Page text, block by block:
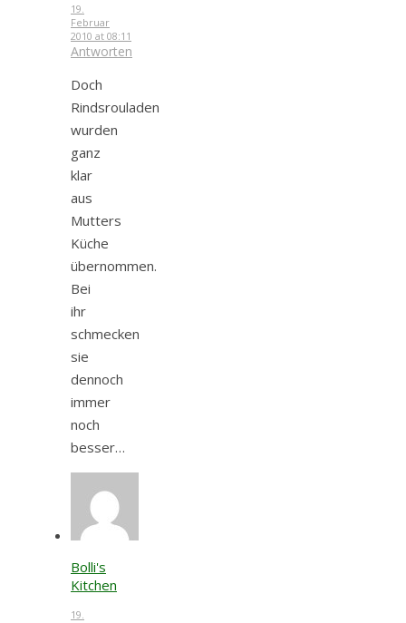
19.
Februar
2010 at 08:11
Antworten
Doch
Rindsrouladen
wurden
ganz
klar
aus
Mutters
Küche
übernommen.
Bei
ihr
schmecken
sie
dennoch
immer
noch
besser…
Bolli's
Kitchen
19.